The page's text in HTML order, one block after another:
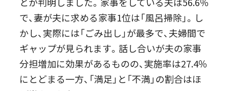
で、妻が夫に求める家事1位は「風呂掃除」。し
かし、実際には「ごみ出し」が最多で、夫婦間で
ギャップが見られます。話し合いが夫の家事
分担増加に効果があるものの、実施率は27.4％
にとどまる一方、「満足」と「不満」の割合はほ